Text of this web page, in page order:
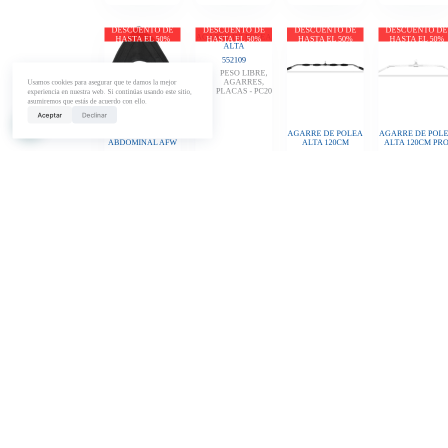
Usamos cookies para asegurar que te damos la mejor
experiencia en nuestra web. Si continúas usando este sitio,
asumiremos que estás de acuerdo con ello.
Aceptar Declinar
DESCUENTO DE
HASTA EL 50%
ABDOMINAL AFW
DESCUENTO DE
HASTA EL 50%
AGARRE DE POLEA
ALTA
552109
PESO LIBRE,
AGARRES,
PLACAS - PC20
DESCUENTO DE
HASTA EL 50%
AGARRE DE POLEA
ALTA 120CM
DESCUENTO DE
HASTA EL 50%
AGARRE DE
ALTA 120CM PRO